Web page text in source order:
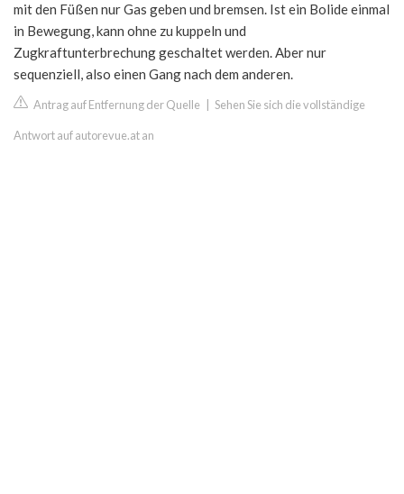
mit den Füßen nur Gas geben und bremsen. Ist ein Bolide einmal
in Bewegung, kann ohne zu kuppeln und
Zugkraftunterbrechung geschaltet werden. Aber nur
sequenziell, also einen Gang nach dem anderen.
Antrag auf Entfernung der Quelle Sehen Sie sich die vollständige
Antwort auf autorevue.at an